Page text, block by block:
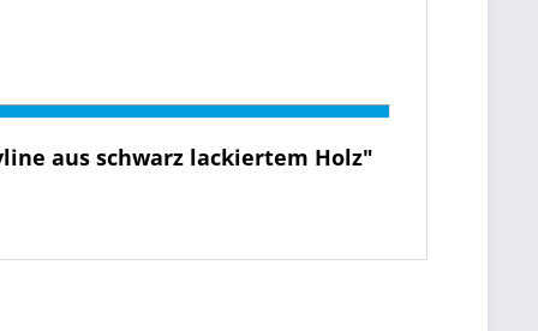
aus schwarz lackiertem Holz"